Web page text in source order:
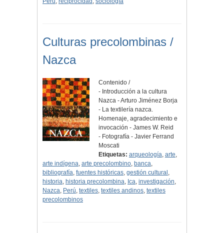
Culturas precolombinas /
Nazca
Contenido /
- Introducción a la cultura
Nazca - Arturo Jiménez Borja
- La textilería nazca.
Homenaje, agradecimiento e
invocación - James W. Reid
- Fotografía - Javier Ferrand
Moscati
Etiquetas: arqueología, arte,
arte indígena, arte precolombino, banca,
bibliografía, fuentes históricas, gestión cultural ,
historia, historia precolombina, Ica, investigación,
Nazca, Perú, textiles, textiles andinos, textiles
precolombinos